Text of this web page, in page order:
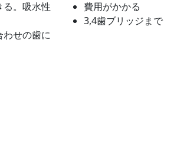
る。吸水性
せの歯に
費用がかかる
3,4歯ブリッジまで